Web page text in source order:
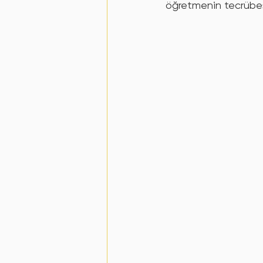
Derse Göre YKS Çalışma Stratejisi
öğretmenin